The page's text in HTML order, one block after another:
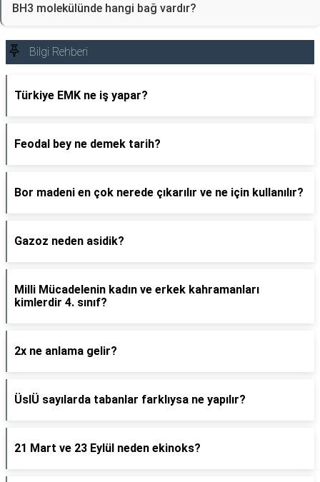
BH3 molekülünde hangi bağ vardır?
Bilgi Rehberi
Türkiye EMK ne iş yapar?
Feodal bey ne demek tarih?
Bor madeni en çok nerede çıkarılır ve ne için kullanılır?
Gazoz neden asidik?
Milli Mücadelenin kadın ve erkek kahramanları
kimlerdir 4. sınıf?
2x ne anlama gelir?
ÜslÜ sayılarda tabanlar farklıysa ne yapılır?
21 Mart ve 23 Eylül neden ekinoks?